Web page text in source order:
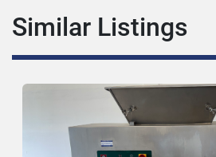
Similar Listings